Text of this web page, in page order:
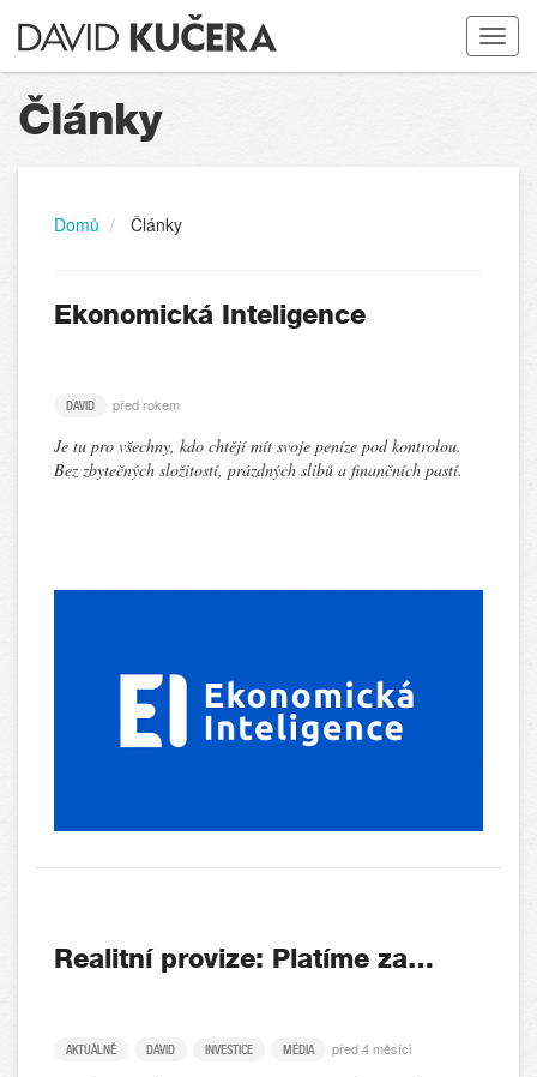
Toggle
Články
Domů Články
Ekonomická Inteligence
DAVID před rokem
Je tu pro všechny, kdo chtějí mít svoje peníze pod kontrolou.
Bez zbytečných složitostí, prázdných slibů a finančních pastí.
Realitní provize: Platíme za…
AKTUÁLNĚ DAVID INVESTICE MÉDIA před 4 měsíci